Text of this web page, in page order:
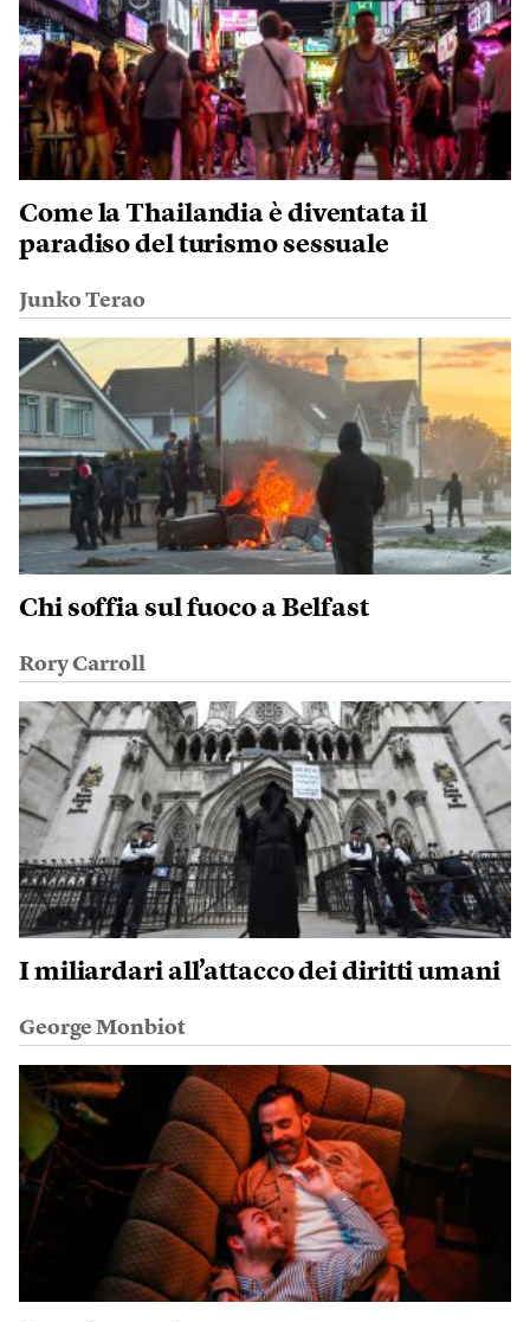
Come la Thailandia è diventata il
paradiso del turismo sessuale
Junko Terao
Chi soffia sul fuoco a Belfast
Rory Carroll
I miliardari all’attacco dei diritti umani
George Monbiot